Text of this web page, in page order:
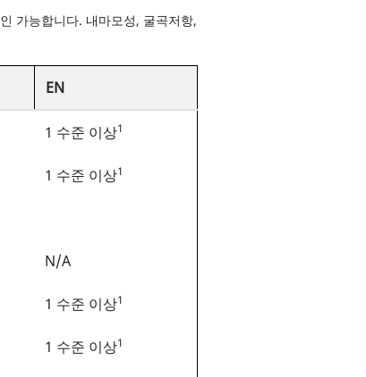
가능합니다. 내마모성, 굴곡저항,
EN
1 수준 이상1
1 수준 이상1
N/A
1 수준 이상1
1 수준 이상1